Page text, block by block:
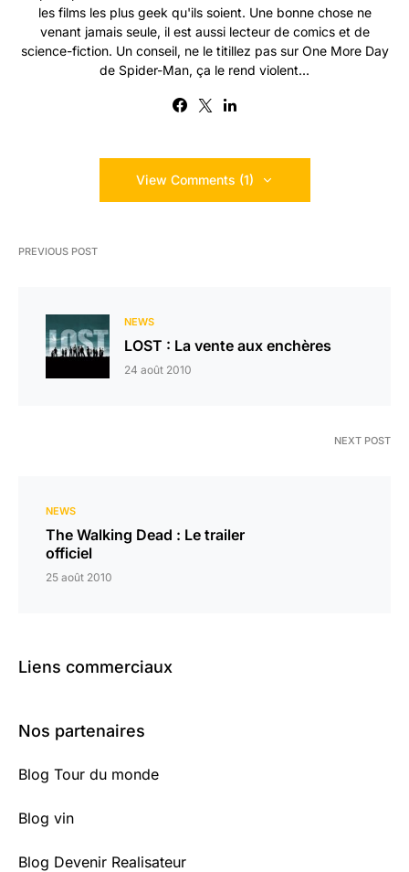
les films les plus geek qu'ils soient. Une bonne chose ne
venant jamais seule, il est aussi lecteur de comics et de
science-fiction. Un conseil, ne le titillez pas sur One More Day
de Spider-Man, ça le rend violent...
View Comments (1)
PREVIOUS POST
NEWS
LOST : La vente aux enchères
24 août 2010
NEXT POST
NEWS
The Walking Dead : Le trailer
officiel
25 août 2010
Liens commerciaux
Nos partenaires
Blog Tour du monde
Blog vin
Blog Devenir Realisateur